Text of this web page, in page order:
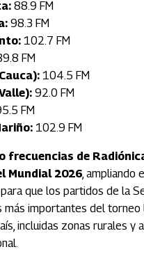
88.9 FM
98.3 FM
102.7 FM
FM
104.5 FM
92.0 FM
FM
102.9 FM
frecuencias de
Mundial 2026, ampliando
que los partidos de la
más importantes del torneo
incluidas zonas rurales y